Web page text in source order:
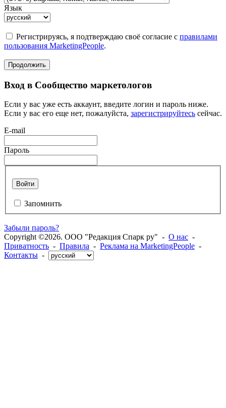
Язык
Регистрируясь, я подтверждаю своё согласие с правилами
пользования MarketingPeople.
Продолжить
Вход в Сообщество маркетологов
Если у вас уже есть аккаунт, введите логин и пароль ниже.
Если у вас его еще нет, пожалуйста, зарегистрируйтесь сейчас.
E-mail
Пароль
Войти
Запомнить
Забыли пароль?
Copyright ©2026. ООО "Редакция Спарк ру" - О нас -
Приватность - Правила - Реклама на MarketingPeople -
Контакты -